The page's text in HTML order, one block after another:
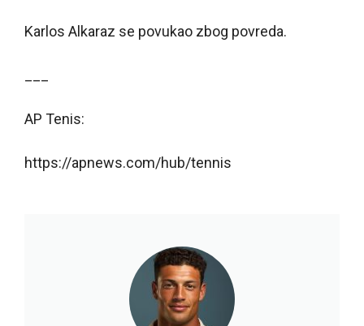
Karlos Alkaraz se povukao zbog povreda.
AP Tenis:
https://apnews.com/hub/tennis